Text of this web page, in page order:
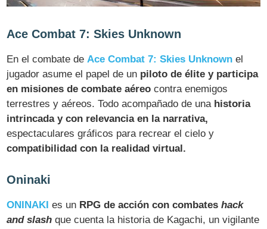
Ace Combat 7: Skies Unknown
En el combate deAce Combat 7: Skies Unknown el
jugador asume el papel de un piloto de élite y participa
en misiones de combate aéreo contra enemigos
terrestres y aéreos. Todo acompañado de una historia
intrincada y con relevancia en la narrativa,
espectaculares gráficos para recrear el cielo y
compatibilidad con la realidad virtual.
Oninaki
ONINAKI es un RPG de acción con combateshack
and slash que cuenta la historia de Kagachi, un vigilante